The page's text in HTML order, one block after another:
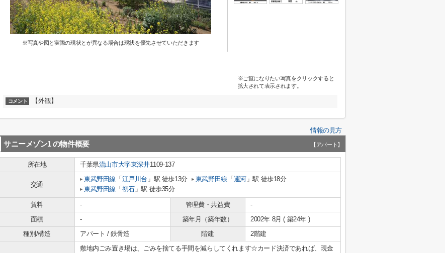
※写真や図と実際の現状とが異なる場合は現状を優先させていただきます
※ご覧になりたい写真をクリックすると
拡大されて表示されます。
コメント 【外観】
情報の見方
サニーメゾン1の物件概要 【アパート】
所在地 千葉県流山市大字東深井1109-137
交通
東武野田線 「 江戸川台 」駅 徒歩13分 東武野田線 「 運河」駅 徒歩18分
東武野田線 「 初石」駅 徒歩35分
賃料 - 管理費・共益費
-
面積
- 築年月（築年数）
2002年 8月 ( 築24年 )
種別/構造
アパート / 鉄骨造 階建 2階建
敷地内ごみ置き場は、ごみを捨てる手間を減らしてくれます☆カード決済であれば、現金